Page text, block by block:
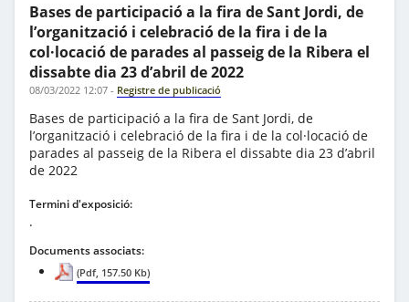
Bases de participació a la fira de Sant Jordi, de
l’organització i celebració de la fira i de la
col·locació de parades al passeig de la Ribera el
dissabte dia 23 d’abril de 2022
08/03/2022 12:07 - Registre de publicació
Bases de participació a la fira de Sant Jordi, de
l’organització i celebració de la fira i de la col·locació de
parades al passeig de la Ribera el dissabte dia 23 d’abril
de 2022
Termini d'exposició:
.
Documents associats:
(Pdf, 157.50 Kb)